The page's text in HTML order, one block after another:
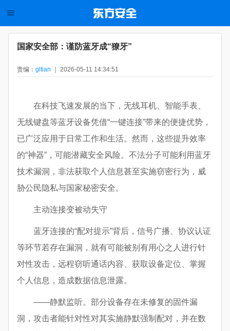
国家安全部：谨防蓝牙成“獠牙”
责编： gltian ｜ 2026-05-11 14:34:51
在科技飞速发展的当下，无线耳机、智能手表、
无线键盘等蓝牙设备凭借“一键连接”带来的便捷优势，
已广泛应用于日常工作和生活。然而，这些提升效率
的“神器”，可能潜藏安全风险。不法分子可能利用蓝牙
技术漏洞，非法获取个人信息甚至实施窃密行为，威
胁公民隐私与国家秘密安全。
主动连接变被动失守
蓝牙连接的“配对提示”背后，信号广播、协议认证
等环节若存在漏洞，就有可能被别有用心之人进行针
对性攻击，远程窃听通话内容、获取设备定位、掌握
个人信息，造成数据信息泄露。
——静默监听。部分设备存在未修复的固件漏
洞，攻击者能针对性对其实施静默强制配对，并在数